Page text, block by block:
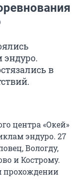
эндуро.
в
центра «Окей»
эндуро. 27
Вологду,
и Кострому.
прохождении